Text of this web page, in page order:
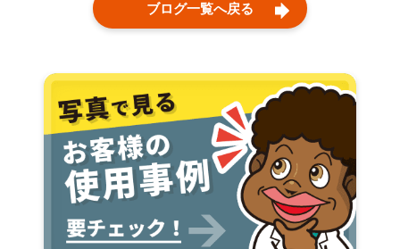
ブログ一覧へ戻る